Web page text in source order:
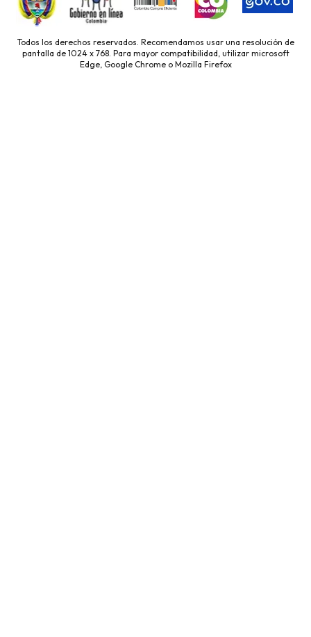
Todos los derechos reservados. Recomendamos usar una resolución de
pantalla de 1024 x 768. Para mayor compatibilidad, utilizar microsoft
Edge, Google Chrome o Mozilla Firefox